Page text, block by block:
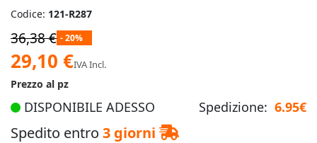
Codice: 121-R287
36,38 € - 20%
Prezzo
speciale
29,10 €IVA Incl.
Prezzo al pz
DISPONIBILE ADESSO Spedizione: 6.95€
Spedito entro 3 giorni